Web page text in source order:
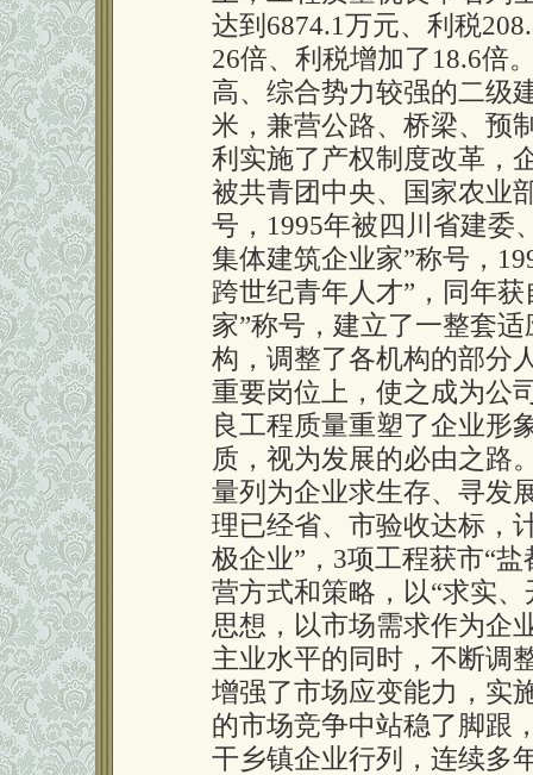
达到6874.1万元、利税
26倍、利税增加了18.6倍
高、综合势力较强的二级
米，兼营公路、桥梁、预
利实施了产权制度改革，
被共青团中央、国家农业
号，1995年被四川省建委
集体建筑企业家”称号，
跨世纪青年人才”，同年
家”称号，建立了一整套
构，调整了各机构的部分
重要岗位上，使之成为公
良工程质量重塑了企业形
质，视为发展的必由之路
量列为企业求生存、寻发
理已经省、市验收达标，
极企业”，3项工程获市“
营方式和策略，以“求实
思想，以市场需求作为企
主业水平的同时，不断调
增强了市场应变能力，实
的市场竞争中站稳了脚跟
干乡镇企业行列，连续多